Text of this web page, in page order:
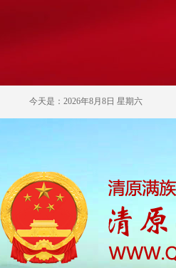
今天是：2026年8月8日 星期六